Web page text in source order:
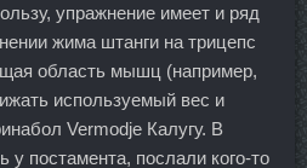
упражнение имеет и ряд
жима штанги на трицепс
область мышц (например,
используемый вес и
Vermodje Калугу. В
у постамента, послали кого-то